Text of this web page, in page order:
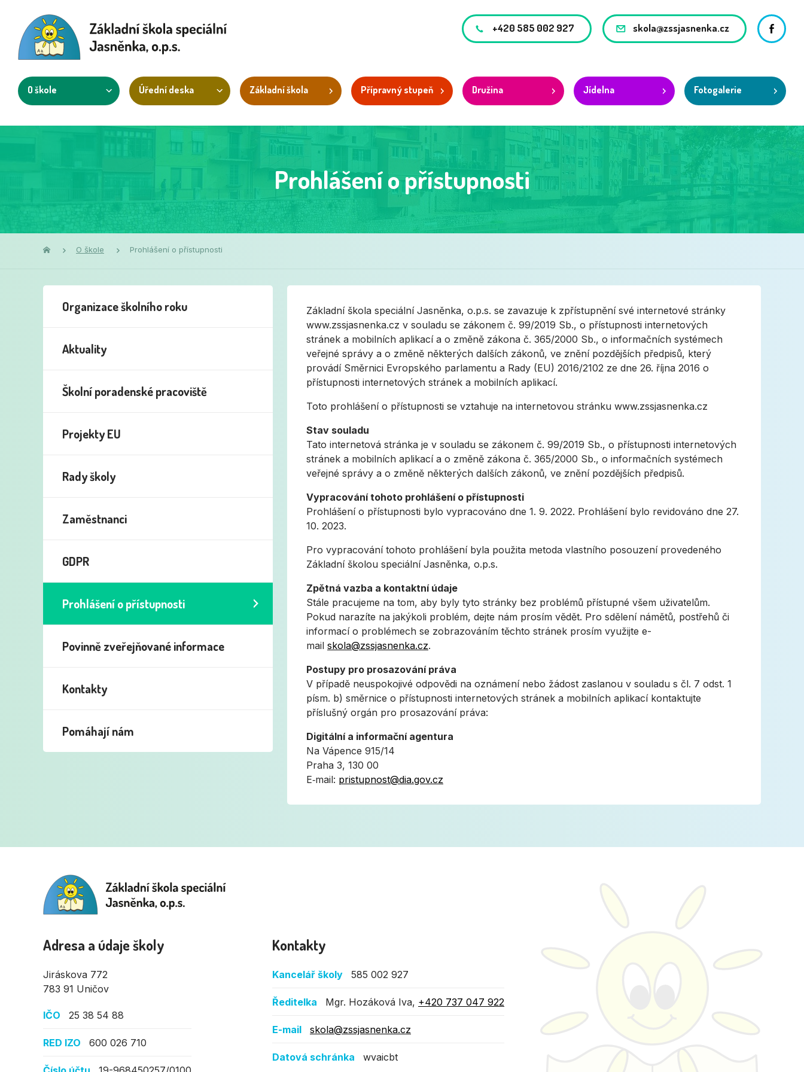
+420 585 002 927 skola@zssjasnenka.cz
O škole Úřední deska Základní škola Přípravný stupeň Družina Jídelna Fotogalerie
Prohlášení o přístupnosti
O škole Prohlášení o přístupnosti
Organizace školního roku
Aktuality
Školní poradenské pracoviště
Projekty EU
Rady školy
Zaměstnanci
GDPR
Prohlášení o přístupnosti
Povinně zveřejňované informace
Kontakty
Pomáhají nám
Základní škola speciální Jasněnka, o.p.s. se zavazuje k zpřístupnění své internetové stránky
www.zssjasnenka.cz v souladu se zákonem č. 99/2019 Sb., o přístupnosti internetových
stránek a mobilních aplikací a o změně zákona č. 365/2000 Sb., o informačních systémech
veřejné správy a o změně některých dalších zákonů, ve znění pozdějších předpisů, který
provádí Směrnici Evropského parlamentu a Rady (EU) 2016/2102 ze dne 26. října 2016 o
přístupnosti internetových stránek a mobilních aplikací.
Toto prohlášení o přístupnosti se vztahuje na internetovou stránku www.zssjasnenka.cz
Stav souladu
Tato internetová stránka je v souladu se zákonem č. 99/2019 Sb., o přístupnosti internetových
stránek a mobilních aplikací a o změně zákona č. 365/2000 Sb., o informačních systémech
veřejné správy a o změně některých dalších zákonů, ve znění pozdějších předpisů.
Vypracování tohoto prohlášení o přístupnosti
Prohlášení o přístupnosti bylo vypracováno dne 1. 9. 2022. Prohlášení bylo revidováno dne 27.
10. 2023.
Pro vypracování tohoto prohlášení byla použita metoda vlastního posouzení provedeného
Základní školou speciální Jasněnka, o.p.s.
Zpětná vazba a kontaktní údaje
Stále pracujeme na tom, aby byly tyto stránky bez problémů přístupné všem uživatelům.
Pokud narazíte na jakýkoli problém, dejte nám prosím vědět. Pro sdělení námětů, postřehů či
informací o problémech se zobrazováním těchto stránek prosím využijte e-
mail skola@zssjasnenka.cz.
Postupy pro prosazování práva
V případě neuspokojivé odpovědi na oznámení nebo žádost zaslanou v souladu s čl. 7 odst. 1
písm. b) směrnice o přístupnosti internetových stránek a mobilních aplikací kontaktujte
příslušný orgán pro prosazování práva:
Digitální a informační agentura
Na Vápence 915/14
Praha 3, 130 00
E‑mail: pristupnost@dia.gov.cz
Adresa a údaje školy
Jiráskova 772
783 91 Uničov
IČO 25 38 54 88
RED IZO 600 026 710
Kontakty
Kancelář školy 585 002 927
Ředitelka Mgr. Hozáková Iva, +420 737 047 922
E-mail skola@zssjasnenka.cz
Datová schránka wvaicbt